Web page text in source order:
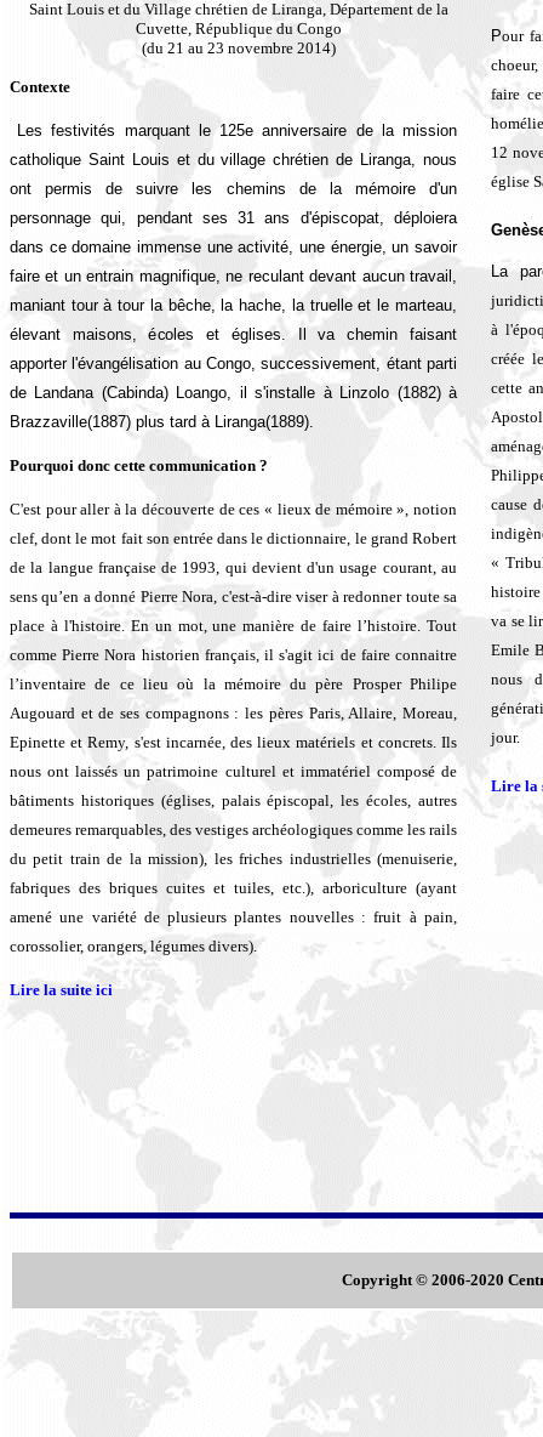
Saint Louis et du Village chrétien de Liranga, Département de la
Cuvette, République du Congo
(du 21 au 23 novembre 2014)
Contexte
Les festivités marquant le 125e anniversaire de la mission
catholique Saint Louis et du village chrétien de Liranga, nous
ont permis de suivre les chemins de la mémoire d'un
personnage qui, pendant ses 31 ans d'épiscopat, déploiera
dans ce domaine immense une activité, une énergie, un savoir
faire et un entrain magnifique, ne reculant devant aucun travail,
maniant tour à tour la bêche, la hache, la truelle et le marteau,
élevant maisons, écoles et églises. Il va chemin faisant
apporter l'évangélisation au Congo, successivement, étant parti
de Landana (Cabinda) Loango, il s'installe à Linzolo (1882) à
Brazzaville(1887) plus tard à Liranga(1889).
Pourquoi donc cette communication ?
C'est pour aller à la découverte de ces « lieux de mémoire », notion
clef, dont le mot fait son entrée dans le dictionnaire, le grand Robert
de la langue française de 1993, qui devient d'un usage courant, au
sens qu’en a donné Pierre Nora, c'est-à-dire viser à redonner toute sa
place à l'histoire. En un mot, une manière de faire l’histoire. Tout
comme Pierre Nora historien français, il s'agit ici de faire connaitre
l’inventaire de ce lieu où la mémoire du père Prosper Philipe
Augouard et de ses compagnons : les pères Paris, Allaire, Moreau,
Epinette et Remy, s'est incarnée, des lieux matériels et concrets. Ils
nous ont laissés un patrimoine culturel et immatériel composé de
bâtiments historiques (églises, palais épiscopal, les écoles, autres
demeures remarquables, des vestiges archéologiques comme les rails
du petit train de la mission), les friches industrielles (menuiserie,
fabriques des briques cuites et tuiles, etc.), arboriculture (ayant
amené une variété de plusieurs plantes nouvelles : fruit à pain,
corossolier, orangers, légumes divers).
Lire la suite ici
Pour
faire
12
église
La
à
créée
cette
cause
«
va se
Emile
nous
jour.
Lire la
Copyright © 2006-2020